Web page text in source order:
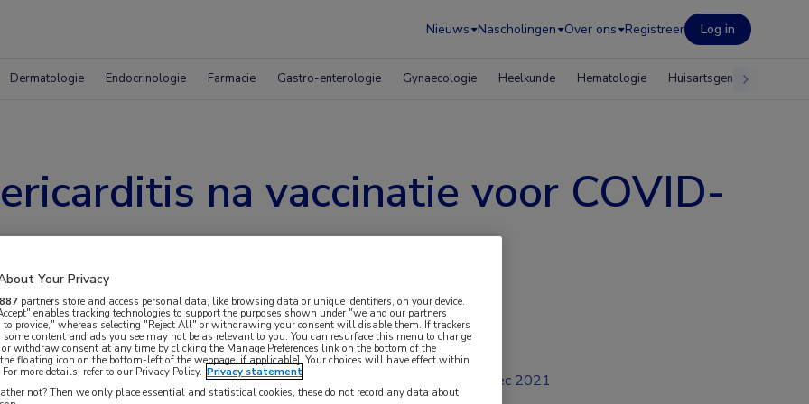
Nieuws Nascholingen Over ons Registreer Log in
Dermatologie Endocrinologie Farmacie Gastro-enterologie Gynaecologie Heelkunde Hematologie Huisartsgeneeskunde
na vaccinatie voor COVID-
studie naar de incidentie van myocarditis
dec 2021
Your Privacy
887 partners store and access personal data, like browsing data or unique identifiers, on your device.
enables tracking technologies to support the purposes shown under "we and our partners
to provide," whereas selecting "Reject All" or withdrawing your consent will disable them. If trackers
some content and ads you see may not be as relevant to you. You can resurface this menu to change
or withdraw consent at any time by clicking the Manage Preferences link on the bottom of the
floating icon on the bottom-left of the webpage, if applicable]. Your choices will have effect within
more details, refer to our Privacy Policy. Privacy statement
not? Then we only place essential and statistical cookies, these do not record any data about